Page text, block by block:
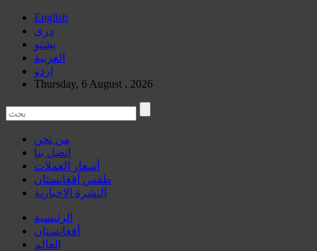
English
دری
پشتو
العربیة
اردو
Thursday, 6 August , 2026
من نحن
اتصل بنا
أسعار العملات
طقس أفغانستان
النشرة الإخبارية
الرئيسية
أفغانستان
العالم